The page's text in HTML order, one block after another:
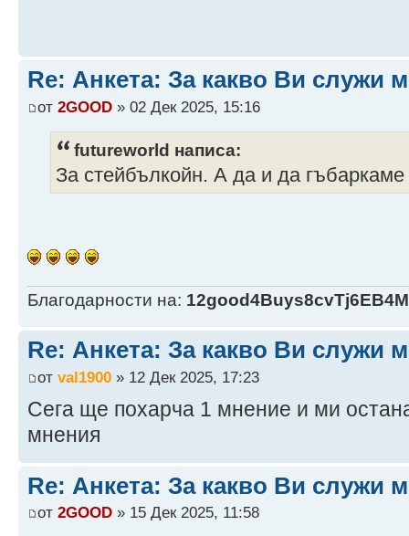
Re: Анкета: За какво Ви служи
от 2GOOD » 02 Дек 2025, 15:16
futureworld написа:
За стейбълкойн. А да и да
Благодарности на:
Re: Анкета: За какво Ви служи
от val1900 » 12 Дек 2025, 17:23
Сега ще похарча 1 мнение и ми
мнения
Re: Анкета: За какво Ви служи
от 2GOOD » 15 Дек 2025, 11:58